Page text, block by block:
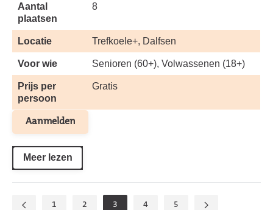
Aantal
plaatsen
8
Locatie Trefkoele+, Dalfsen
Voor wie Senioren (60+), Volwassenen (18+)
Prijs per
persoon
Gratis
Aanmelden
Meer lezen
1 2 3 4 5